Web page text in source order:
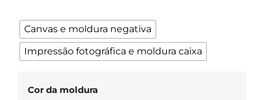
Canvas e moldura negativa
Impressão fotográfica e moldura caixa
Cor da moldura